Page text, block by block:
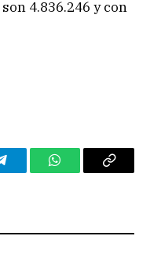
4.836.246 y con
TelegramWhatsAppCopy